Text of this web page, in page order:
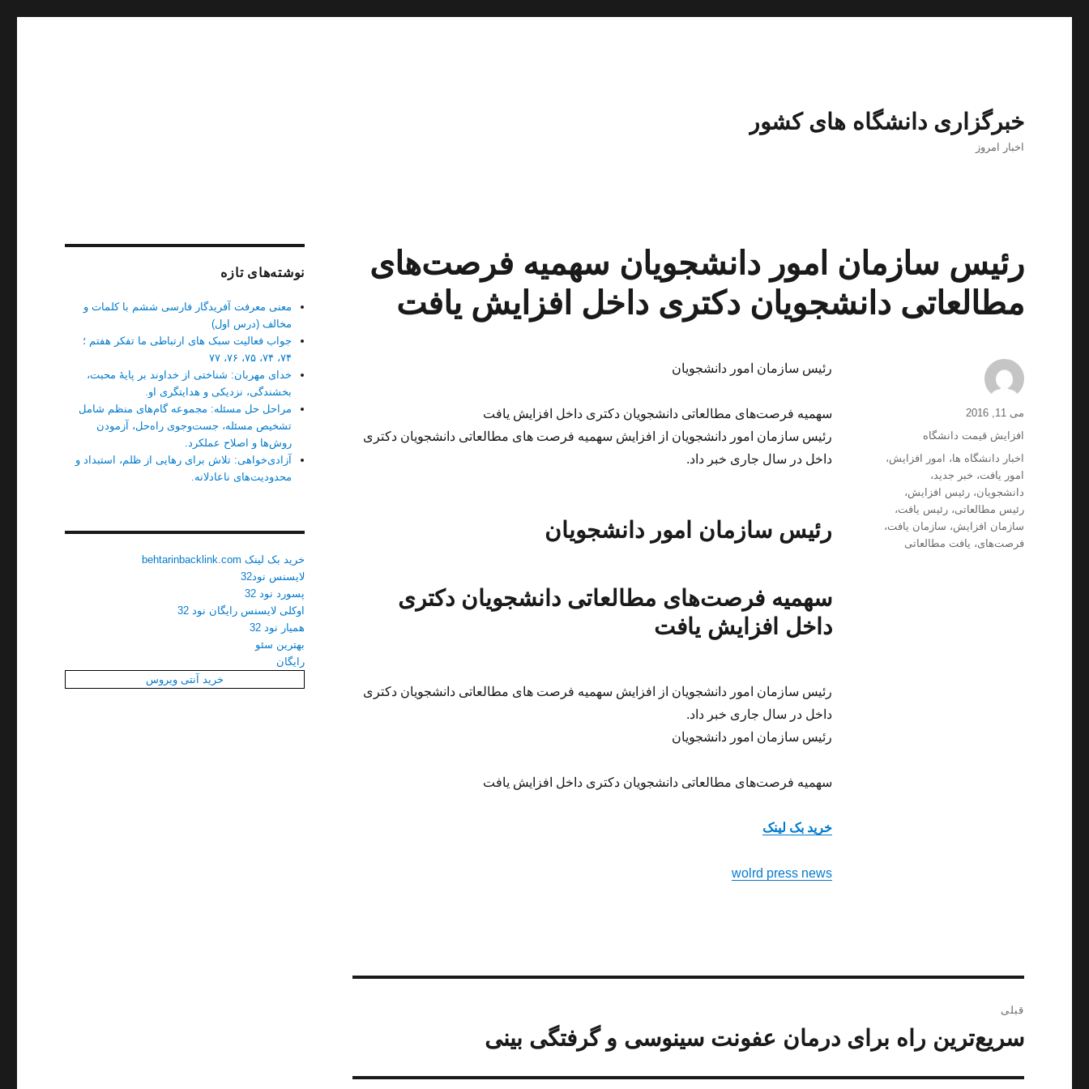
خبرگزاری دانشگاه های کشور
اخبار امروز
رئیس سازمان امور دانشجویان سهمیه فرصت‌های
مطالعاتی دانشجویان دکتری داخل افزایش یافت
رئیس سازمان امور دانشجویان
سهمیه فرصت‌های مطالعاتی دانشجویان دکتری داخل افزایش یافت
رئیس سازمان امور دانشجویان از افزایش سهمیه فرصت های مطالعاتی دانشجویان دکتری
داخل در سال جاری خبر داد.
رئیس سازمان امور دانشجویان
سهمیه فرصت‌های مطالعاتی دانشجویان دکتری
داخل افزایش یافت
رئیس سازمان امور دانشجویان از افزایش سهمیه فرصت های مطالعاتی دانشجویان دکتری
داخل در سال جاری خبر داد.
رئیس سازمان امور دانشجویان
سهمیه فرصت‌های مطالعاتی دانشجویان دکتری داخل افزایش یافت
خرید بک لینک
wolrd press news
نویسنده
ارسال
شده
می 11, 2016
دسته‌ها
افزایش قیمت دانشگاه
برچسب‌ها
اخبار دانشگاه ها، امور افزایش،
امور یافت، خبر جدید،
دانشجویان،رئیس افزایش،
رئیس مطالعاتی،رئیس یافت،
سازمان افزایش، سازمان یافت،
فرصت‌های، یافت مطالعاتی
قبلی
نوشته
سریع‌ترین راه برای درمان عفونت سینوسی و گرفتگی بینی
نوشته‌های تازه
معنی معرفت آفریدگار فارسی ششم با کلمات و
مخالف (درس اول)
جواب فعالیت سبک های ارتباطی ما تفکر هفتم ؛
۷۴، ۷۴، ۷۵، ۷۶، ۷۷
خدای مهربان: شناختی از خداوند بر پایهٔ محبت،
بخشندگی، نزدیکی و هدایتگری او.
مراحل حل مسئله: مجموعه گام‌های منظم شامل
تشخیص مسئله، جست‌وجوی راه‌حل، آزمودن
روش‌ها و اصلاح عملکرد.
آزادی‌خواهی: تلاش برای رهایی از ظلم، استبداد و
محدودیت‌های ناعادلانه.
خرید بک لینک behtarinbacklink.com
لایسنس نود32
پسورد نود 32
اوکلی لایسنس رایگان نود 32
همیار نود 32
بهترین سئو
رایگان
خرید آنتی ویروس